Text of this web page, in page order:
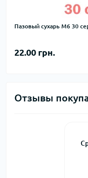
Пазовый сухарь М6 30
22.00 грн.
Отзывы